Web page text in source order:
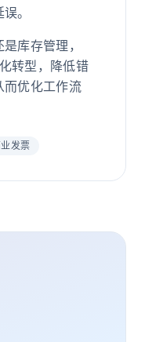
。
库存管理，
转型，降低错
而优化工作流
发票